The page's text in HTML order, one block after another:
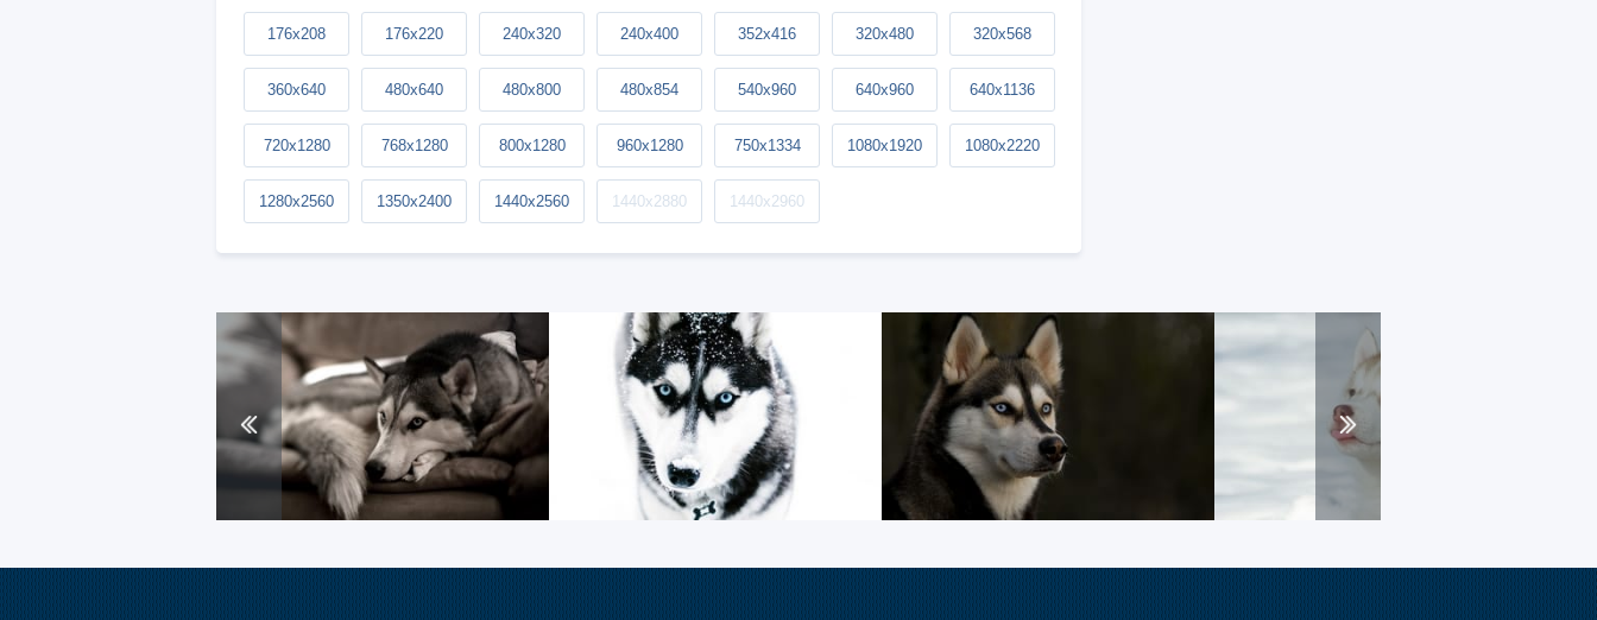
176x208 176x220 240x320 240x400 352x416 320x480 320x568
360x640 480x640 480x800 480x854 540x960 640x960 640x1136
720x1280 768x1280 800x1280 960x1280 750x1334 1080x1920 1080x2220
1280x2560 1350x2400 1440x2560 1440x2880 1440x2960